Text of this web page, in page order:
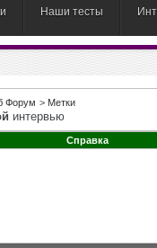
Наши тесты
Форум > Метки
интервью
Справка